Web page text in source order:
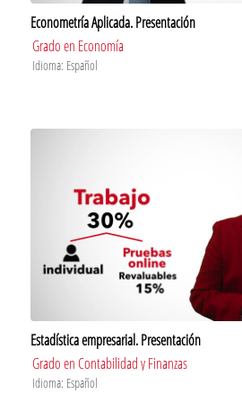
Econometría Aplicada. Presentación
Grado en Economía
Idioma: Español
Estadística empresarial. Presentación
Grado en Contabilidad y Finanzas
Idioma: Español